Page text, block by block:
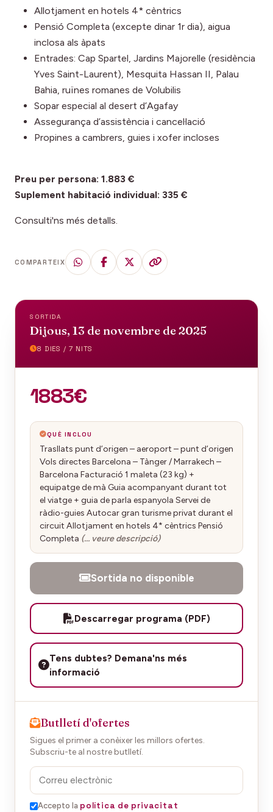
Allotjament en hotels 4* cèntrics
Pensió Completa (excepte dinar 1r dia), aigua
inclosa als àpats
Entrades: Cap Spartel, Jardins Majorelle (residència
Yves Saint-Laurent), Mesquita Hassan II, Palau
Bahia, ruïnes romanes de Volubilis
Sopar especial al desert d’Agafay
Assegurança d’assistència i cancel·lació
Propines a cambrers, guies i xofer incloses
Preu per persona: 1.883 €
Suplement habitació individual: 335 €
Consulti'ns més detalls.
COMPARTEIX
SORTIDA
Dijous, 13 de novembre de 2025
8 DIES / 7 NITS
1883€
QUÈ INCLOU
Trasllats punt d’origen – aeroport – punt d’origen
Vols directes Barcelona – Tànger / Marrakech –
Barcelona Facturació 1 maleta (23 kg) +
equipatge de mà Guia acompanyant durant tot
el viatge + guia de parla espanyola Servei de
ràdio-guies Autocar gran turisme privat durant el
circuit Allotjament en hotels 4* cèntrics Pensió
Completa (… veure descripció)
Sortida no disponible
Descarregar programa (PDF)
Tens dubtes? Demana'ns més
informació
Butlletí d'ofertes
Sigues el primer a conèixer les millors ofertes.
Subscriu-te al nostre butlletí.
Accepto la política de privacitat